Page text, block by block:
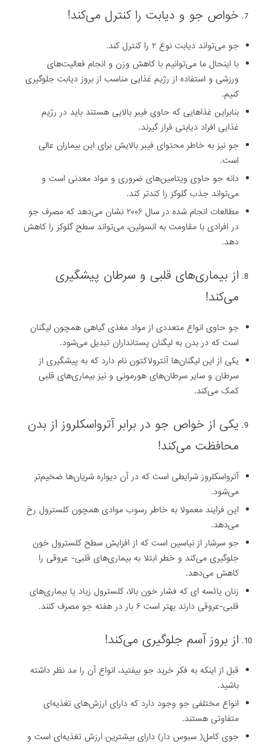
‎جو می‌تواند دیابت نوع ۲ را کنترل کند.
با اینحال ما ‏می‌توانیم با‎ ‎کاهش وزن‎ ‎و انجام فعالیت‌های
ورزشی و استفاده از رژیم غذایی ‏مناسب از بروز دیابت جلوگیری
کنیم.
بنابراین غذاهایی که حاوی فیبر بالایی هستند باید در رژیم
‏غذایی افراد دیابتی قرار گیرند.
جو نیز به خاطر محتوای فیبر بالایش برای این بیماران عالی
است.
‏دانه جو حاوی ویتامین‌های ضروری و مواد معدنی است و
می‌تواند جذب گلوکز را کندتر کند. ‏
مطالعات انجام شده در سال ۲۰۰۶ نشان می‌دهد که مصرف جو
در افرادی با مقاومت به انسولین، ‏می‌تواند سطح گلوکز را کاهش
دهد‎.
‎از بیماری‌های قلبی و سرطان پیشگیری
‏می‌کند‎!
‎جو حاوی انواع متعددی از مواد مغذی گیاهی همچون ‏لیگنان
است که در بدن به لیگنان پستانداران تبدیل می‌شود.
یکی از این لیگنان‌ها آنترولاکتون نام ‏دارد که به پیشگیری از
سرطان و سایر سرطان‌های هورمونی و نیز بیماری‌های قلبی
کمک ‏می‌کند‎.
‎یکی از خواص جو در برابر آترواسکلروز از بدن
محافظت می‌کند‎!
‎آترواسکلروز شرایطی است که در آن دیواره‌ شریان‌ها ‏ضخیم‌تر
می‌شود.
این فرایند معمولا به خاطر رسوب موادی همچون کلسترول رخ
می‌دهد.
جو ‏سرشار از نیاسین است که از افزایش سطح کلسترول خون
جلوگیری می‌کند و خطر ابتلا به ‏بیماری‌های قلبی- عروقی را
کاهش می‌دهد.
زنان یائسه ای که فشار خون بالا، کلسترول زیاد یا ‏بیماری‌های
قلبی-عروقی دارند بهتر است ۶ بار در هفته جو مصرف کنند‎.
‎از بروز آسم جلوگیری می‌کند‎!
‎قبل از اینکه به فکر خرید جو بیفتید، انواع آن را مد نظر ‏داشته
باشید.
انواع مختلفی جو وجود دارد که دارای ارزش‌های تغذیه‌ای
متفاوتی هستند.
جوی ‏کامل( سبوس دار) دارای بیشترین ارزش تغذیه‌ای است و